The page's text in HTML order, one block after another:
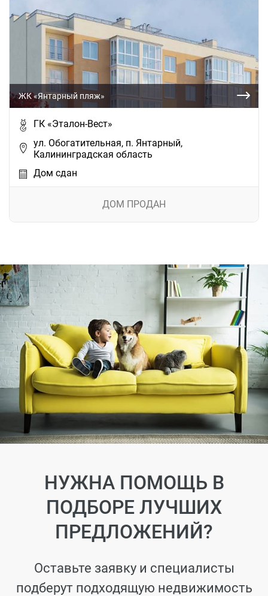
ЖК «Янтарный пляж»
ГК «Эталон-Вест»
ул. Обогатительная, п. Янтарный,
Калининградская область
Дом сдан
ДОМ ПРОДАН
НУЖНА ПОМОЩЬ В
ПОДБОРЕ ЛУЧШИХ
ПРЕДЛОЖЕНИЙ?
Оставьте заявку и специалисты
подберут подходящую недвижимость